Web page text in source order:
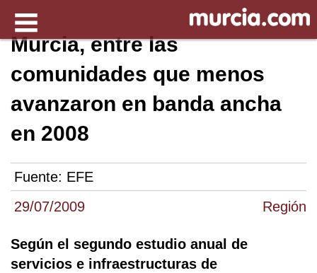
29/07/2009 Región
Murcia, entre las
comunidades que menos
avanzaron en banda ancha
en 2008
Fuente: EFE
Según el segundo estudio anual de
servicios e infraestructuras de